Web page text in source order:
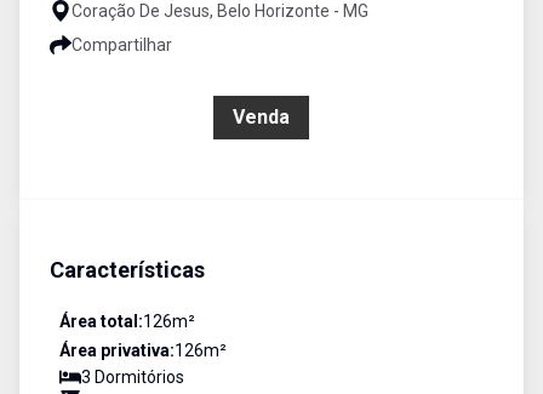
Coração De Jesus, Belo Horizonte - MG
Compartilhar
Venda
Características
Área total:126m²
Área privativa:126m²
3 Dormitórios